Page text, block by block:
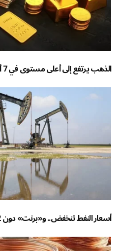
الذهب يرتفع إلى أعلى مستوى في 7 أسابيع – أخبار السعودية
أسعار النفط تنخفض.. و«برنت» دون 82 دولاراً – أخبار السعودية